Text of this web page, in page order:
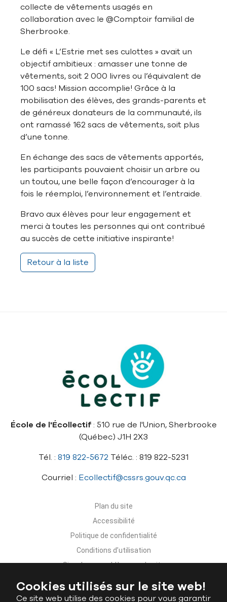
Cookies utilisés sur le site web!
Ce site web utilise des cookies pour vous garantir
collecte de vêtements usagés en
collaboration avec le @Comptoir familial de
Sherbrooke.
Le défi « L’Estrie met ses culottes » avait un
objectif ambitieux : amasser une tonne de
vêtements, soit 2 000 livres ou l’équivalent de
100 sacs! Mission accomplie! Grâce à la
mobilisation des élèves, des grands-parents et
de généreux donateurs de la communauté, ils
ont ramassé 162 sacs de vêtements, soit plus
d’une tonne.
En échange des sacs de vêtements apportés,
les participants pouvaient choisir un arbre ou
un toutou, une belle façon d’encourager à la
fois le réemploi, l’environnement et l’entraide.
Bravo aux élèves pour leur engagement et
merci à toutes les personnes qui ont contribué
au succès de cette initiative inspirante!
Retour à la liste
École de l'Écollectif: 510 rue de l'Union, Sherbrooke
(Québec) J1H 2X3
Tél. : 819 822-5672 Téléc. : 819 822-5231
Courriel : Ecollectif@cssrs.gouv.qc.ca
Plan du site
Accessibilité
Politique de confidentialité
Conditions d’utilisation
Signaler un problème sur le site
Nous joindre